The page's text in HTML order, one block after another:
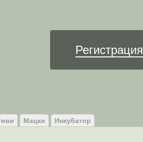
Регистрация
Мацки Инкубатор